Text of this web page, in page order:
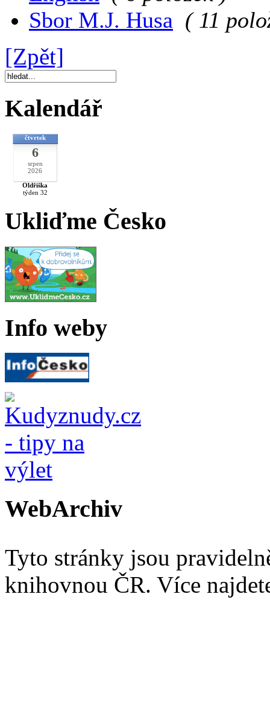
Sbor M.J. Husa ( 11
[Zpět]
Kalendář
čtvrtek
6
srpen
2026
Oldřiška
týden 32
Ukliďme Česko
Info weby
WebArchiv
Tyto stránky jsou
knihovnou ČR. Více